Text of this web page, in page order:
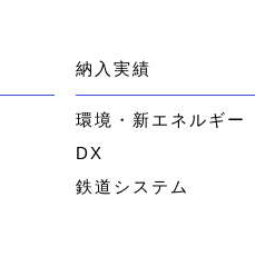
納入実績
環境・新エネルギー
DX
鉄道システム